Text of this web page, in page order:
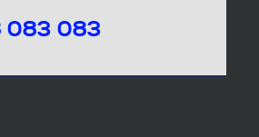
083 083